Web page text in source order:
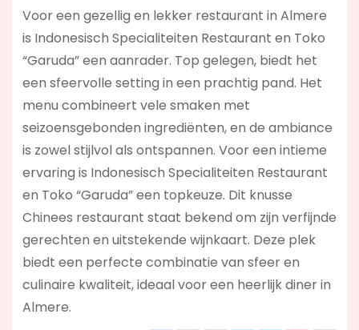
Voor een gezellig en lekker restaurant in Almere
is Indonesisch Specialiteiten Restaurant en Toko
“Garuda” een aanrader. Top gelegen, biedt het
een sfeervolle setting in een prachtig pand. Het
menu combineert vele smaken met
seizoensgebonden ingrediënten, en de ambiance
is zowel stijlvol als ontspannen. Voor een intieme
ervaring is Indonesisch Specialiteiten Restaurant
en Toko “Garuda” een topkeuze. Dit knusse
Chinees restaurant staat bekend om zijn verfijnde
gerechten en uitstekende wijnkaart. Deze plek
biedt een perfecte combinatie van sfeer en
culinaire kwaliteit, ideaal voor een heerlijk diner in
Almere.